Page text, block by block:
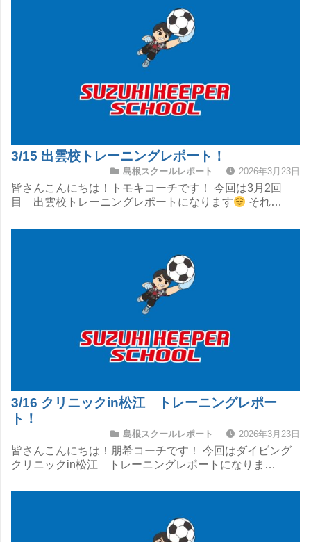
3/15 出雲校トレーニングレポート！
島根スクールレポート 2026年3月23日
皆さんこんにちは！トモキコーチです！ 今回は3月2回
目 出雲校トレーニングレポートになります
それ…
3/16 クリニックin松江 トレーニングレポー
ト！
島根スクールレポート 2026年3月23日
皆さんこんにちは！朋希コーチです！ 今回はダイビング
クリニックin松江 トレーニングレポートになりま…